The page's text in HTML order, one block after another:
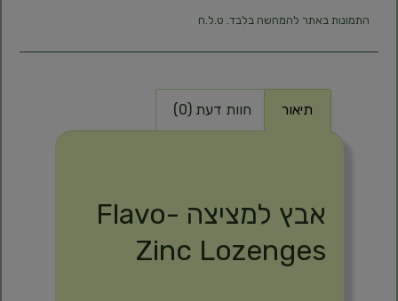
התמונות באתר להמחשה בלבד. ט.ל.ח
תיאור חוות דעת (0)
אבץ למציצה Flavo-
Zinc Lozenges